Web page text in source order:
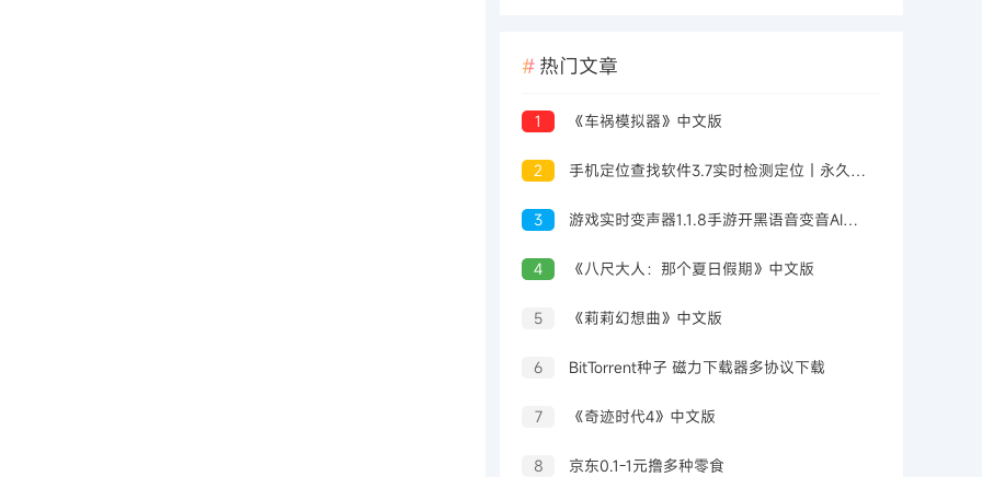
热门文章
1 《车祸模拟器》中文版
2 手机定位查找软件3.7实时检测定位｜永久可用
3 游戏实时变声器1.1.8手游开黑语音变音AI配高级版
4 《八尺大人：那个夏日假期》中文版
5 《莉莉幻想曲》中文版
6 BitTorrent种子 磁力下载器多协议下载
7 《奇迹时代4》中文版
8 京东0.1-1元撸多种零食